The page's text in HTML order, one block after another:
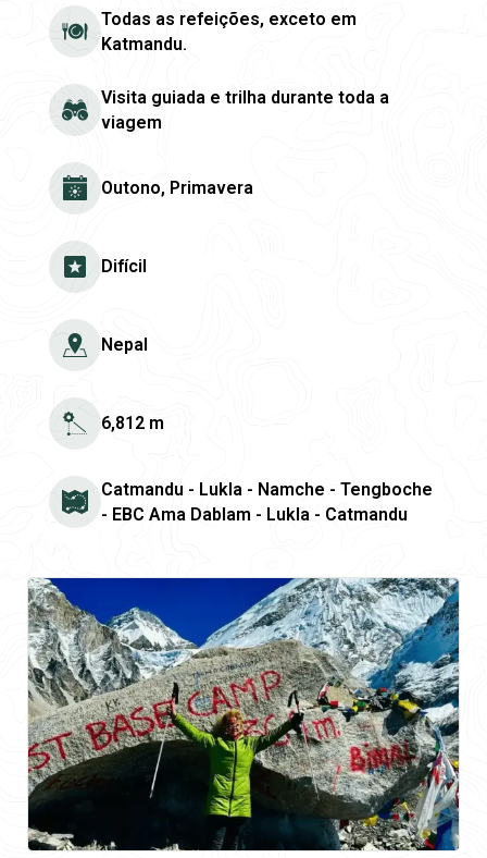
Todas as refeições, exceto em
Katmandu.
Visita guiada e trilha durante toda a
viagem
Outono, Primavera
Difícil
Nepal
6,812 m
Catmandu - Lukla - Namche - Tengboche
- EBC Ama Dablam - Lukla - Catmandu